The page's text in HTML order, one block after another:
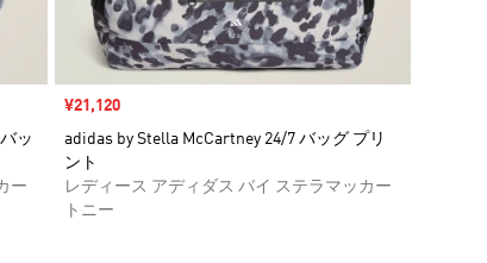
ッ
ー
セール価格
¥21,120
adidas by Stella McCartney 24/7 バッグ プリ
ント
レディース アディダス バイ ステラマッカー
トニー